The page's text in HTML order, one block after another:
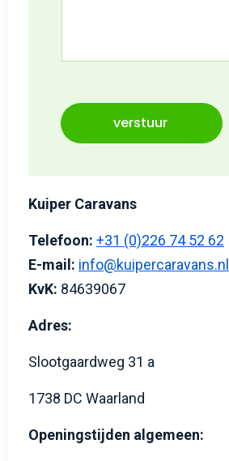
Kuiper Caravans
Telefoon: +31 (0)226 74 52 62
E-mail: info@kuipercaravans.nl
KvK: 84639067
Adres:
Slootgaardweg 31 a
1738 DC Waarland
Openingstijden algemeen:
verstuur